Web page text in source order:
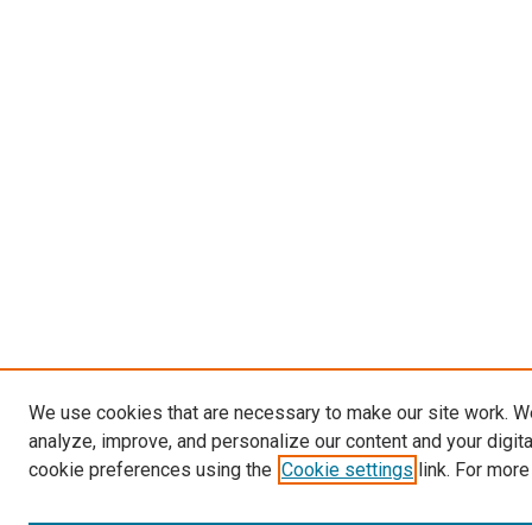
We use cookies that are necessary to make our site work.
analyze, improve, and personalize our content and your
cookie preferences using the Cookie settings link. For